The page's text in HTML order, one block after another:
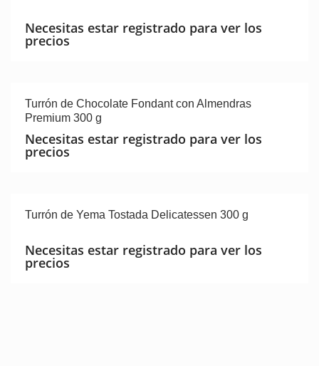
Necesitas estar registrado para ver los
precios
Turrón de Chocolate Fondant con Almendras
Premium 300 g
Necesitas estar registrado para ver los
precios
Turrón de Yema Tostada Delicatessen 300 g
Necesitas estar registrado para ver los
precios